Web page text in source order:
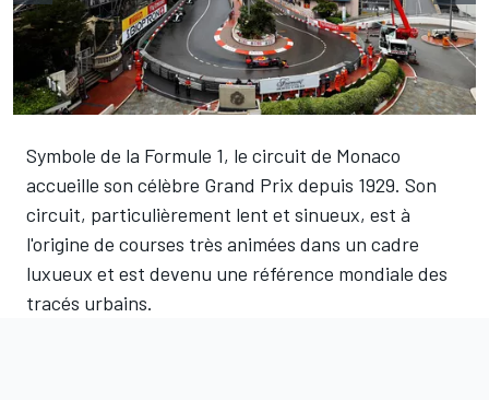
Symbole de la Formule 1, le circuit de Monaco
accueille son célèbre Grand Prix depuis 1929. Son
circuit, particulièrement lent et sinueux, est à
l'origine de courses très animées dans un cadre
luxueux et est devenu une référence mondiale des
tracés urbains.